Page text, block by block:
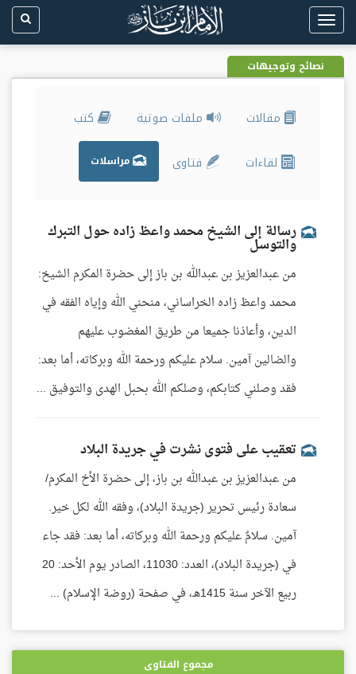
Toggle
navigation
نصائح وتوجيهات
مقالات ملفات صوتية كتب
لقاءات فتاوى مراسلات
رسالة إلى الشيخ محمد واعظ زاده حول التبرك
والتوسل
من عبدالعزيز بن عبدالله بن باز إلى حضرة المكرم الشيخ:
محمد واعظ زاده الخراساني، منحني الله وإياه الفقه في
الدين، وأعاذنا جميعا من طريق المغضوب عليهم
والضالين آمين. سلام عليكم ورحمة الله وبركاته، أما بعد:
فقد وصلني كتابكم، وصلكم الله بحبل الهدى والتوفيق ...
تعقيب على فتوى نشرت في جريدة البلاد
من عبدالعزيز بن عبدالله بن باز، إلى حضرة الأخ المكرم/
سعادة رئيس تحرير (جريدة البلاد)، وفقه الله لكل خير.
آمين. سلامٌ عليكم ورحمة الله وبركاته، أما بعد: فقد جاء
في (جريدة البلاد)، العدد: 11030، الصادر يوم الأحد: 20
ربيع الآخر سنة 1415هـ، في صفحة (روضة الإسلام) ...
مجموع الفتاوى